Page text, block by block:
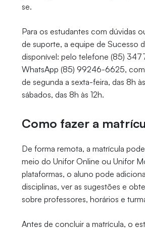
se.
Para os estudantes com dúvidas
de suporte, a equipe de Sucesso
disponível: pelo telefone (85)
WhatsApp (85) 99246-6625,
de segunda a sexta-feira, das 8h
sábados, das 8h às 12h.
Como fazer a
De forma remota, a matrícula
meio do Unifor Online ou Unifor
plataformas, o aluno pode
disciplinas, ver as sugestões e
sobre professores, horários e
Antes de concluir a matrícula, o